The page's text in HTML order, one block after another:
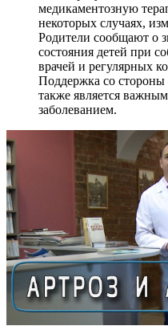
медикаментозную
некоторых случаях,
Родители сообщают о
состояния детей при
врачей и регулярных
Поддержка со стороны
также является
заболеванием.